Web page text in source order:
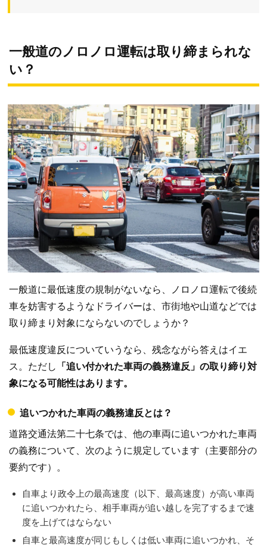
一般道のノロノロ運転は取り締まられな
い？
一般道に最低速度の規制がないなら、ノロノロ運転で後続
車を妨害するようなドライバーは、市街地や山道などでは
取り締まり対象にならないのでしょうか？
最低速度違反についていうなら、残念ながら答えはイエ
ス。ただし
「追い付かれた車両の義務違反」の取り締り対
象になる可能性はあります。
追いつかれた車両の義務違反とは？
道路交通法第二十七条では、他の車両に追いつかれた車両
の義務について、次のように規定しています（主要部分の
要約です）。
自車より政令上の最高速度（以下、最高速度）が高い車両
に追いつかれたら、相手車両が追い越しを完了するまで速
度を上げてはならない
自車と最高速度が同じもしくは低い車両に追いつかれ、そ